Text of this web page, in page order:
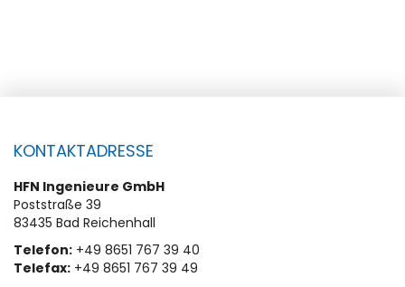
KONTAKTADRESSE
HFN Ingenieure GmbH
Poststraße 39
83435 Bad Reichenhall
Telefon: +49 8651 767 39 40
Telefax: +49 8651 767 39 49